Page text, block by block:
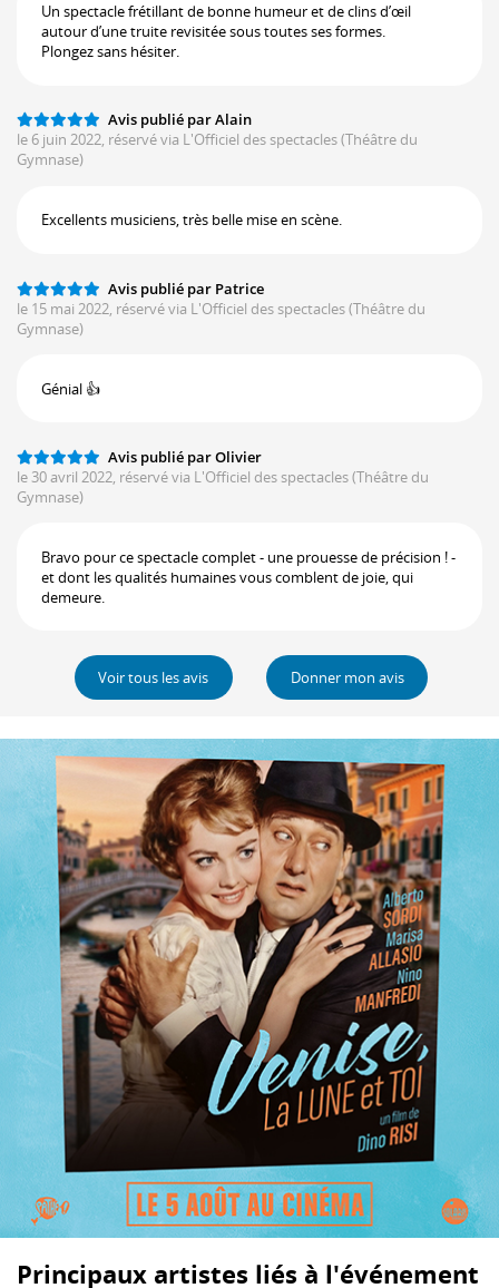
Un spectacle frétillant de bonne humeur et de clins d’œil
autour d’une truite revisitée sous toutes ses formes.
Plongez sans hésiter.
Avis publié par Alain
le 6 juin 2022, réservé via L'Officiel des spectacles(Théâtre du
Gymnase)
Excellents musiciens, très belle mise en scène.
Avis publié par Patrice
le 15 mai 2022, réservé via L'Officiel des spectacles(Théâtre du
Gymnase)
Génial 👍
Avis publié par Olivier
le 30 avril 2022, réservé via L'Officiel des spectacles(Théâtre du
Gymnase)
Bravo pour ce spectacle complet - une prouesse de précision ! -
et dont les qualités humaines vous comblent de joie, qui
demeure.
Voir tous les avis Donner mon avis
Principaux artistes liés à l'événement